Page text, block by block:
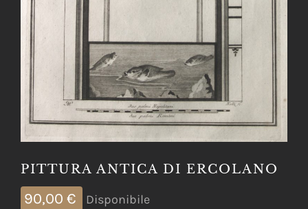
PITTURA ANTICA DI ERCOLANO
90,00 € Disponibile